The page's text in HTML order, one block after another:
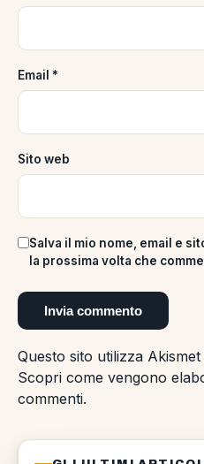
Email *
Sito web
Salva il mio nome, email e
la prossima volta che
Questo sito utilizza
Scopri come vengono
commenti.